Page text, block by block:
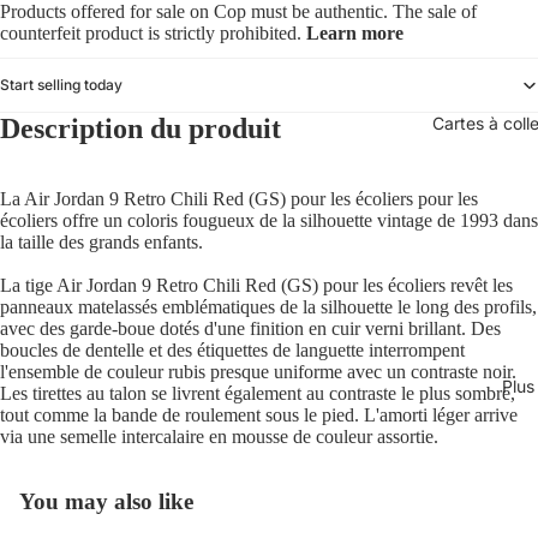
Cartes à
Plus
Products offered for sale on Cop must be authentic. The sale of
counterfeit product is strictly prohibited. Learn more
Start selling today
Description du produit
La Air Jordan 9 Retro Chili Red (GS) pour les écoliers pour les
écoliers offre un coloris fougueux de la silhouette vintage de 1993 dans
la taille des grands enfants.
La tige Air Jordan 9 Retro Chili Red (GS) pour les écoliers revêt les
panneaux matelassés emblématiques de la silhouette le long des profils,
avec des garde-boue dotés d'une finition en cuir verni brillant. Des
boucles de dentelle et des étiquettes de languette interrompent
l'ensemble de couleur rubis presque uniforme avec un contraste noir.
Les tirettes au talon se livrent également au contraste le plus sombre,
tout comme la bande de roulement sous le pied. L'amorti léger arrive
via une semelle intercalaire en mousse de couleur assortie.
You may also like